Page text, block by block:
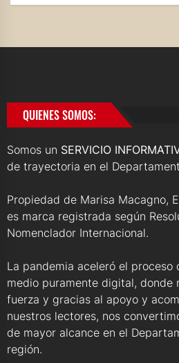
QUIENES SOMOS:
Somos un SERVICIO
de trayectoria en el
Propiedad de Marisa Macagno,
es marca registrada según
Nomenclador Internacional.
La pandemia aceleró el proceso
medio puramente digital, donde
fuerza y gracias al apoyo y
nuestros lectores, nos
de mayor alcance en el
región.